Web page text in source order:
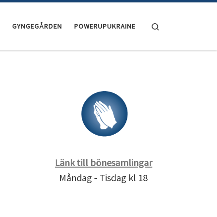
GYNGEGÅRDEN POWERUPUKRAINE
Länk till bönesamlingar
Måndag - Tisdag kl 18